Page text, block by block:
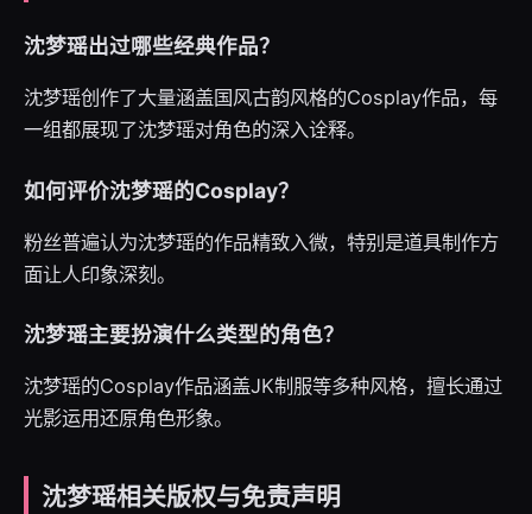
沈梦瑶出过哪些经典作品？
沈梦瑶创作了大量涵盖国风古韵风格的Cosplay作品，每
一组都展现了沈梦瑶对角色的深入诠释。
如何评价沈梦瑶的Cosplay？
粉丝普遍认为沈梦瑶的作品精致入微，特别是道具制作方
面让人印象深刻。
沈梦瑶主要扮演什么类型的角色？
沈梦瑶的Cosplay作品涵盖JK制服等多种风格，擅长通过
光影运用还原角色形象。
沈梦瑶相关版权与免责声明